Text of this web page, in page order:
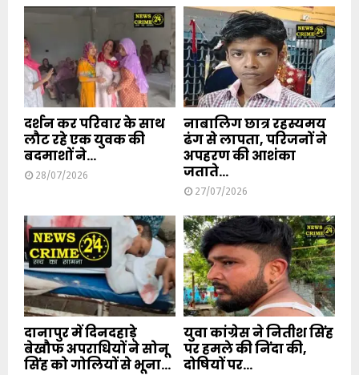
दर्शन कर परिवार के साथ
लौट रहे एक युवक की
बदमाशों ने...
28/07/2026
नाबालिग छात्र रहस्यमय
ढंग से लापता, परिजनों ने
अपहरण की आशंका
जताते...
27/07/2026
दानापुर में दिनदहाड़े
बेखौफ अपराधियों ने सोनू
सिंह को गोलियों से भूना...
युवा कांग्रेस ने नितीश सिंह
पर हमले की निंदा की,
दोषियों पर...